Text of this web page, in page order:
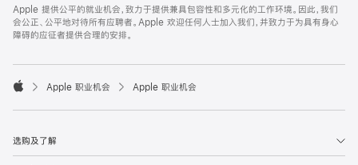
Footer
Apple 提供公平的就业机会，致力于提供兼具包容性和多元化的工作环境。因此，我们
会公正、公平地对待所有应聘者。Apple 欢迎任何人士加入我们，并致力于为具有身心
障碍的应征者提供合理的安排。

Apple 职业机会 Apple 职业机会
选购及了解